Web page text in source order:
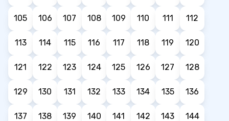
105 106 107 108 109 110 111 112
113 114 115 116 117 118 119 120
121 122 123 124 125 126 127 128
129 130 131 132 133 134 135 136
137 138 139 140 141 142 143 144